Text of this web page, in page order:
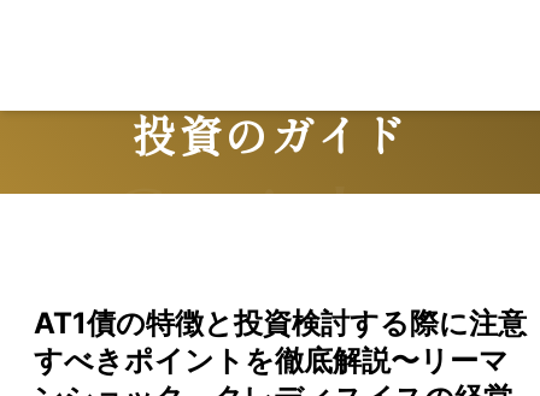
投資のガイド
Guide
AT1債の特徴と投資検討する際に注意
すべきポイントを徹底解説〜リーマ